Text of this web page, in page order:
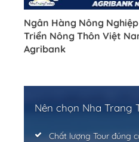
Ngân Hàng Nông
Triển Nông Thôn Việt
Agribank
Nên chọn Nha Trang
Chất lượng Tour đúng